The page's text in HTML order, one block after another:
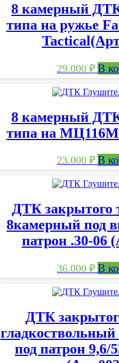
8 камерный
типа на ружье
29.000₽ В
8 камерный
типа на МЦ116М
23.000₽ В
ДТК закрытого
8камерный под
патрон .30-06
36.000₽ В
ДТК
под патрон 9,6/